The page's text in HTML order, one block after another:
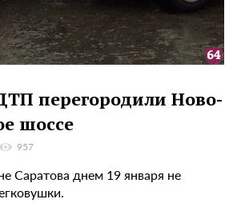
перегородили Ново-
шоссе
957
Саратова днем 19 января не